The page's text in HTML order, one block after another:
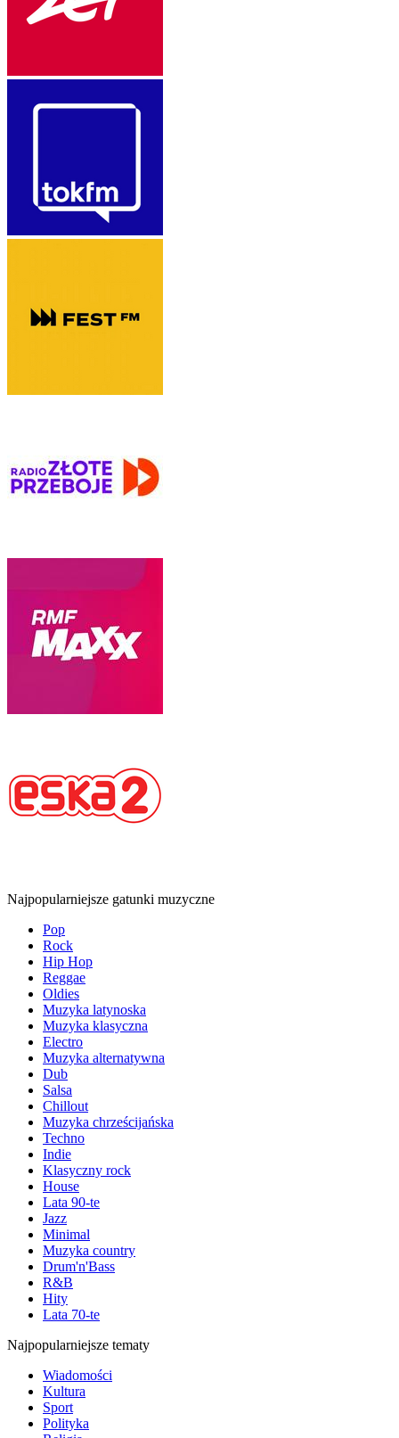
Najpopularniejsze gatunki muzyczne
Pop
Rock
Hip Hop
Reggae
Oldies
Muzyka latynoska
Muzyka klasyczna
Electro
Muzyka alternatywna
Dub
Salsa
Chillout
Muzyka chrześcijańska
Techno
Indie
Klasyczny rock
House
Lata 90-te
Jazz
Minimal
Muzyka country
Drum'n'Bass
R&B
Hity
Lata 70-te
Najpopularniejsze tematy
Wiadomości
Kultura
Sport
Polityka